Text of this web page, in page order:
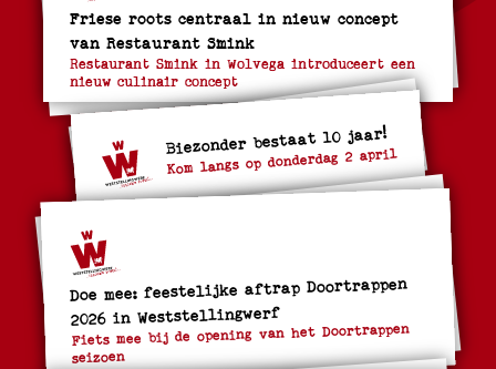
Friese roots centraal in nieuw concept
van Restaurant Smink
Restaurant Smink in Wolvega introduceert een
nieuw culinair concept
Biezonder bestaat 10 jaar!
Kom langs op donderdag 2 april
Doe mee: feestelijke aftrap Doortrappen
2026 in Weststellingwerf
Fiets mee bij de opening van het Doortrappen
seizoen